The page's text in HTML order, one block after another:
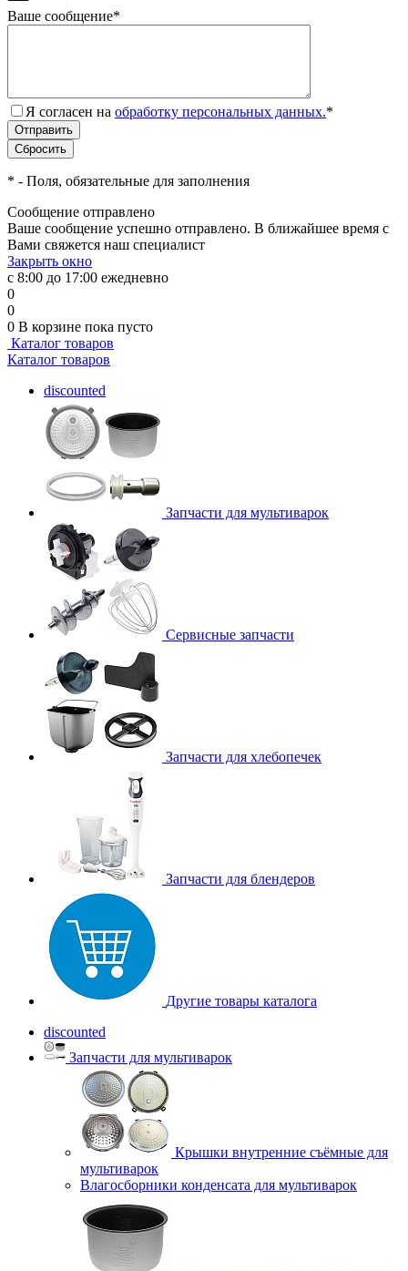
Ваше сообщение*
Я согласен на обработку персональных данных.*
* - Поля, обязательные для заполнения
Сообщение отправлено
Ваше сообщение успешно отправлено. В ближайшее время с
Вами свяжется наш специалист
Закрыть окно
с 8:00 до 17:00 ежедневно
0
0
0 В корзине пока пусто
Каталог товаров
Каталог товаров
discounted
Запчасти для мультиварок
Сервисные запчасти
Запчасти для хлебопечек
Запчасти для блендеров
Другие товары каталога
discounted
Запчасти для мультиварок
Крышки внутренние съёмные для
мультиварок
Влагосборники конденсата для мультиварок